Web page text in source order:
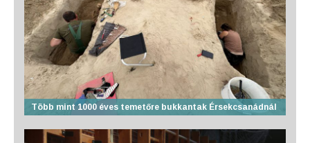
Több mint 1000 éves temetőre bukkantak Érsekcsanádnál